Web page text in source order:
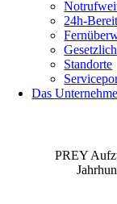
24h-
Standorte
Das
PREY